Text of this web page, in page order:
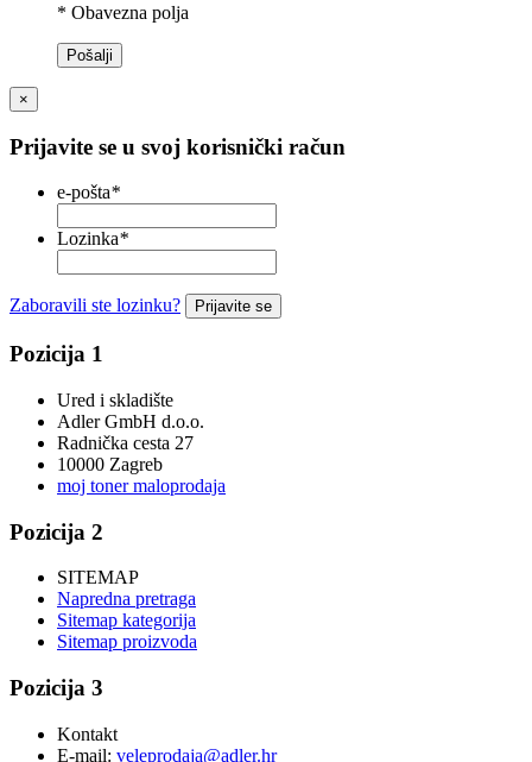
* Obavezna polja
Pošalji
×
Prijavite se u svoj korisnički račun
e-pošta*
Lozinka*
Zaboravili ste lozinku? Prijavite se
Pozicija 1
Ured i skladište
Adler GmbH d.o.o.
Radnička cesta 27
10000 Zagreb
moj toner maloprodaja
Pozicija 2
SITEMAP
Napredna pretraga
Sitemap kategorija
Sitemap proizvoda
Pozicija 3
Kontakt
E-mail: veleprodaja@adler.hr